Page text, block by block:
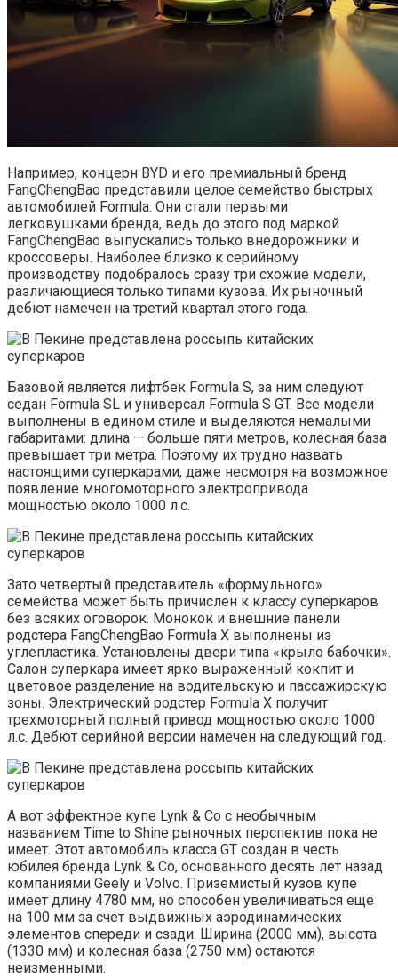
Например, концерн BYD и его премиальный бренд
FangChengBao представили целое семейство быстрых
автомобилей Formula. Они стали первыми
легковушками бренда, ведь до этого под маркой
FangChengBao выпускались только внедорожники и
кроссоверы. Наиболее близко к серийному
производству подобралось сразу три схожие модели,
различающиеся только типами кузова. Их рыночный
дебют намечен на третий квартал этого года.
Базовой является лифтбек Formula S, за ним следуют
седан Formula SL и универсал Formula S GT. Все модели
выполнены в едином стиле и выделяются немалыми
габаритами: длина — больше пяти метров, колесная база
превышает три метра. Поэтому их трудно назвать
настоящими суперкарами, даже несмотря на возможное
появление многомоторного электропривода
мощностью около 1000 л.с.
Зато четвертый представитель «формульного»
семейства может быть причислен к классу суперкаров
без всяких оговорок. Монокок и внешние панели
родстера FangChengBao Formula X выполнены из
углепластика. Установлены двери типа «крыло бабочки».
Салон суперкара имеет ярко выраженный кокпит и
цветовое разделение на водительскую и пассажирскую
зоны. Электрический родстер Formula X получит
трехмоторный полный привод мощностью около 1000
л.с. Дебют серийной версии намечен на следующий год.
А вот эффектное купе Lynk & Co с необычным
названием Time to Shine рыночных перспектив пока не
имеет. Этот автомобиль класса GT создан в честь
юбилея бренда Lynk & Co, основанного десять лет назад
компаниями Geely и Volvo. Приземистый кузов купе
имеет длину 4780 мм, но способен увеличиваться еще
на 100 мм за счет выдвижных аэродинамических
элементов спереди и сзади. Ширина (2000 мм), высота
(1330 мм) и колесная база (2750 мм) остаются
неизменными.